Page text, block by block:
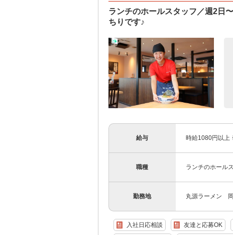
ランチのホールスタッフ／週2日
ちりです♪
給与 時給1080円以上
職種 ランチのホール
勤務地 丸源ラーメン 岡
入社日応相談 友達と応募OK